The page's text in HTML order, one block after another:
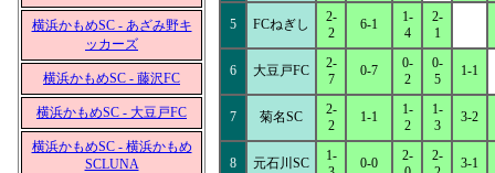
横浜かもめSC - あざみ野キ
ッカーズ
横浜かもめSC - 藤沢FC
横浜かもめSC - 大豆戸FC
横浜かもめSC - 横浜かもめ
SCLUNA
5 FCねぎし
2-
2
6-1
1-
4
2-
1
6 大豆戸FC
2-
7
0-7
0-
2
0-
5
1-1
7 菊名SC
2-
2
1-1
1-
2
1-
3
3-2
8 元石川SC
1-
0-0
2-
2-
3-1